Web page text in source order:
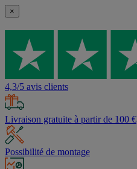
×
4,3/5 avis clients
Livraison gratuite à partir de 100 €
Possibilité de montage